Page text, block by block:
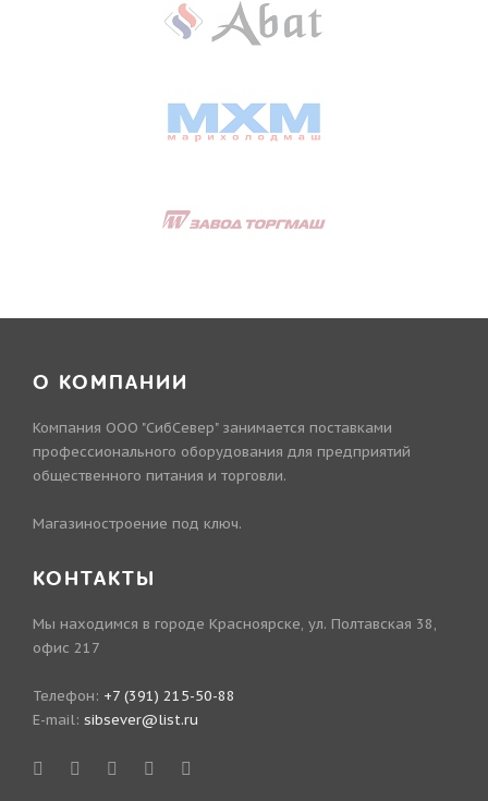
О КОМПАНИИ
Компания ООО "СибСевер" занимается поставками
профессионального оборудования для предприятий
общественного питания и торговли.
Магазиностроение под ключ.
КОНТАКТЫ
Мы находимся в городе Красноярске, ул. Полтавская 38,
офис 217
Телефон: +7 (391) 215-50-88
E-mail: sibsever@list.ru